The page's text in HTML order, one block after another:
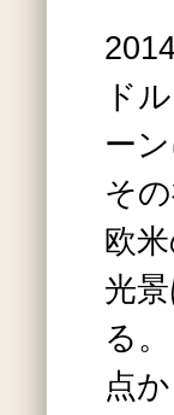
ド
ー
そ
欧
光
る
点